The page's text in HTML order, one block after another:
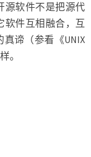
源软件不是把源代
软件互相融合，互
谛（参看《UNIX
。